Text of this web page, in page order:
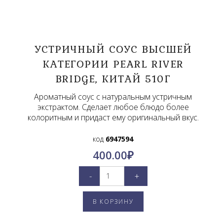
УСТРИЧНЫЙ СОУС ВЫСШЕЙ
КАТЕГОРИИ PEARL RIVER
BRIDGE, КИТАЙ 510Г
Ароматный соус с натуральным устричным
экстрактом. Сделает любое блюдо более
колоритным и придаст ему оригинальный вкус.
код 6947594
400.00₽
- +